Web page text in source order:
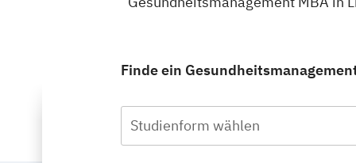
Finde ein
Studienform wählen